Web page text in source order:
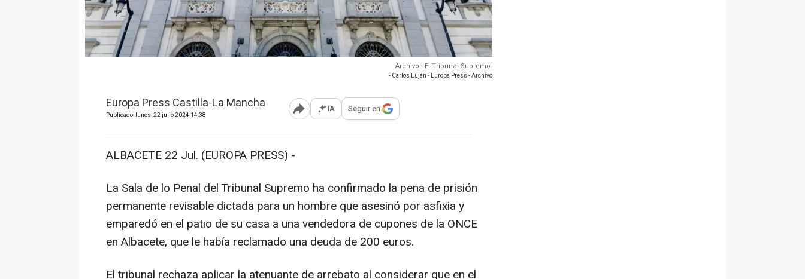
Archivo - El Tribunal Supremo.
- Carlos Luján - Europa Press - Archivo
Europa Press Castilla-La Mancha
Publicado: lunes, 22 julio 2024 14:38 Abrir opciones para compartir
IA Seguir en
ALBACETE 22 Jul. (EUROPA PRESS) -
La Sala de lo Penal del Tribunal Supremo ha confirmado la pena de prisión
permanente revisable dictada para un hombre que asesinó por asfixia y
emparedó en el patio de su casa a una vendedora de cupones de la ONCE
en Albacete, que le había reclamado una deuda de 200 euros.
El tribunal rechaza aplicar la atenuante de arrebato al considerar que en el